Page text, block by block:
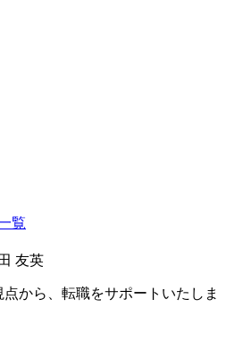
覧
友英
から、転職をサポートいたしま